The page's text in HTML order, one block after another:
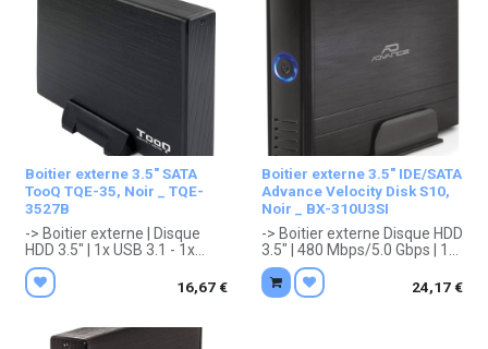
Boitier externe 3.5" SATA
TooQ TQE-35, Noir _ TQE-
3527B
-> Boitier externe | Disque
HDD 3.5" | 1x USB 3.1 - 1x
SATA III | Disque jusqu à 3 To |
Noir | 181 x 120 x 32 mm, 640
g
16,67€
Boitier externe 3.5" IDE/SATA
Advance Velocity Disk S10,
Noir _ BX-310U3SI
-> Boitier externe Disque HDD
3.5" | 480 Mbps/5.0 Gbps | 1x
USB 3TypeB - 1x SATA II |
Disque jusqu à 3 To | Noir |
204 x 114 x 33 mm
24,17€